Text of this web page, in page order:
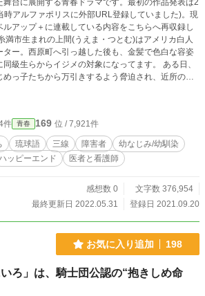
舞台に展開する青春ドラマです。最初の作品発表は2
時アルファポリスに外部URL登録していました)。現
ルアップ＋に連載している内容をこちらへ再収録し
ター。西原町へ引っ越した後も、金髪で色白な容姿
同級生らからイジメの対象になってます。 ある日、
めっ子たちから万引きするよう脅迫され、近所の商
ョコレートを盗み出そうとして店主にとがめられ、
風平多恵子(こちんだ・たえこ)の父親、長助でした。
ョコレート代金を払って勉を連れ出すと、近くの公
シンを演奏しはじめます。サンシンの音色に心を動
勉は以後、多恵子に内緒で長助からサンシンを習い
。 演奏の上達とともに自分に自信をつけ始めた勉は
長に選ばれるまでになりましたが、多恵子にはサン
をずっと内緒にしつづけます。 人命救助に当たった
な人材を確保するため奨学生の募集を始めた、とい
耳にします。母親が夜逃げするという事態が起きた
立大学医学科に合格し、サザン・ホスピタルの奨学
件 青春 169 位 / 7,921件
琉球語 三線 障害者
幼なじみ/幼馴染
ッピーエンド 医者と看護師
感想数 0
文字数 376,954
最終更新日 2022.05.31
登録日 2021.09.20
お気に入り追加 198
ろ」は、騎士団公認の“抱きしめ命